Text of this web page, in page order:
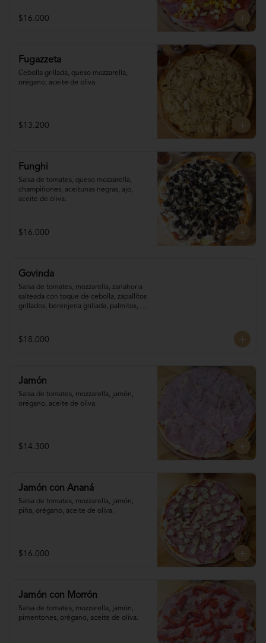
$16.000
Fugazzeta
Cebolla grillada, queso mozzarella,
orégano, aceite de oliva.
$13.200
Funghi
Salsa de tomates, queso mozzarella,
champiñones, aceitunas negras, ajo,
aceite de oliva.
$16.000
Govinda
Salsa de tomates, mozzarella, zanahoria
salteada con toque de cebolla, zapallitos
grillados, berenjena grillada, palmitos,
$18.000
Jamón
Salsa de tomates, mozzarella, jamón,
orégano, aceite de oliva.
$14.300
Jamón con Ananá
Salsa de tomates, mozzarella, jamón,
piña, orégano, aceite de oliva.
$16.000
Jamón con Morrón
Salsa de tomates, mozzarella, jamón,
pimentones, orégano, aceite de oliva.